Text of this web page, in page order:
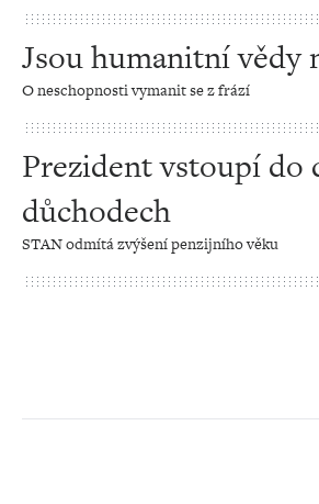
Jsou humanitní vědy
O neschopnosti vymanit se z frází
Prezident vstoupí do
důchodech
STAN odmítá zvýšení penzijního věku